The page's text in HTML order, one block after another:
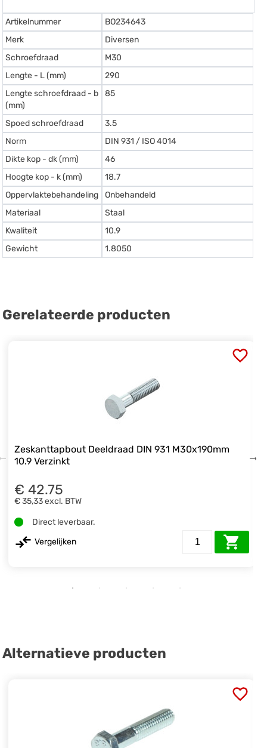
Artikelnummer
BO234643
Merk
Diversen
Schroefdraad
M30
Lengte - L (mm)
290
Lengte schroefdraad - b
(mm)
85
Spoed schroefdraad
3.5
Norm
DIN 931 / ISO 4014
Dikte kop - dk (mm)
46
Hoogte kop - k (mm)
18.7
Oppervlaktebehandeling
Onbehandeld
Materiaal
Staal
Kwaliteit
10.9
Gewicht
1.8050
Gerelateerde producten
Zeskanttapbout Deeldraad DIN 931 M30x190mm
10.9 Verzinkt
€ 42.75
€ 35,33excl. BTW
Direct leverbaar.
Vergelijken
Alternatieve producten